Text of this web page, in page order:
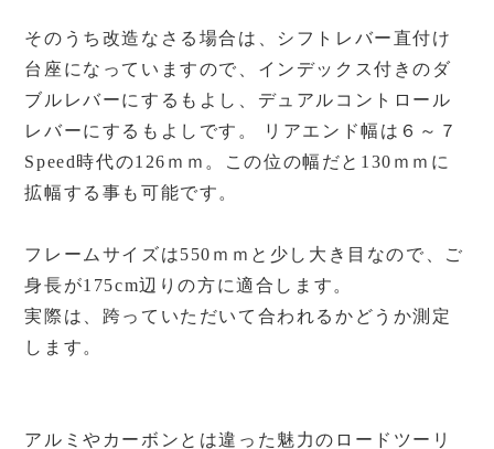
そのうち改造なさる場合は、シフトレバー直付け
台座になっていますので、インデックス付きのダ
ブルレバーにするもよし、デュアルコントロール
レバーにするもよしです。 リアエンド幅は６～７
Speed時代の126ｍｍ。この位の幅だと130ｍｍに
拡幅する事も可能です。
フレームサイズは550ｍｍと少し大き目なので、ご
身長が175cm辺りの方に適合します。
実際は、跨っていただいて合われるかどうか測定
します。
アルミやカーボンとは違った魅力のロードツーリ